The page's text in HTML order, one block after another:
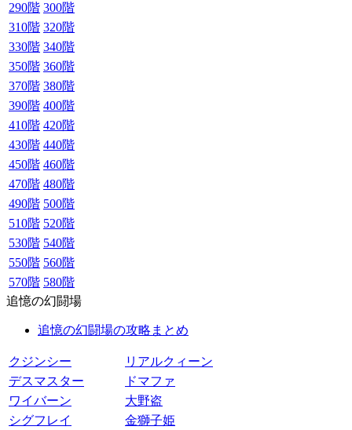
290階 300階
310階 320階
330階 340階
350階 360階
370階 380階
390階 400階
410階 420階
430階 440階
450階 460階
470階 480階
490階 500階
510階 520階
530階 540階
550階 560階
570階 580階
追憶の幻闘場
追憶の幻闘場の攻略まとめ
クジンシー
リアルクィーン
デスマスター
ドマファ
ワイバーン
大野盗
シグフレイ
金獅子姫